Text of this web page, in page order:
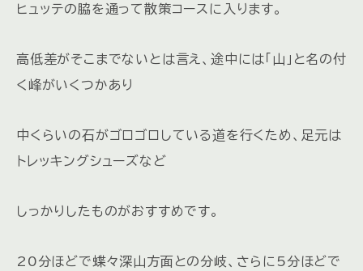
ヒュッテの脇を通って散策コースに入ります。
高低差がそこまでないとは言え、途中には「山」と名の付
く峰がいくつかあり
中くらいの石がゴロゴロしている道を行くため、足元は
トレッキングシューズなど
しっかりしたものがおすすめです。
20分ほどで蝶々深山方面との分岐、さらに5分ほどで